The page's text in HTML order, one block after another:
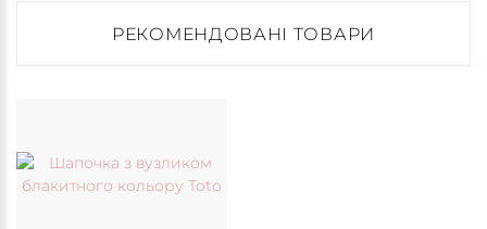
РЕКОМЕНДОВАНІ ТОВАРИ